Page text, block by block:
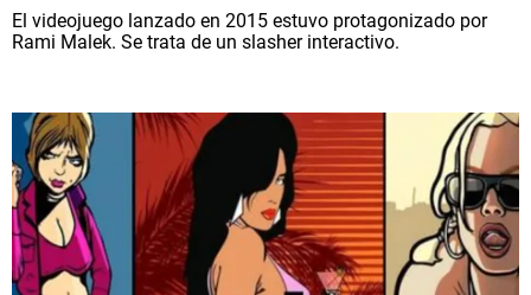
El videojuego lanzado en 2015 estuvo protagonizado por
Rami Malek. Se trata de un slasher interactivo.